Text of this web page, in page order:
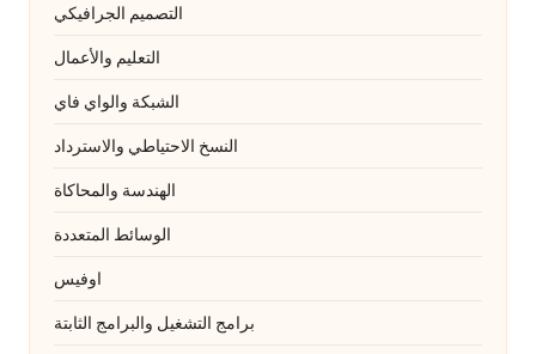
التصميم الجرافيكي
التعليم والأعمال
الشبكة والواي فاي
النسخ الاحتياطي والاسترداد
الهندسة والمحاكاة
الوسائط المتعددة
اوفيس
برامج التشغيل والبرامج الثابتة